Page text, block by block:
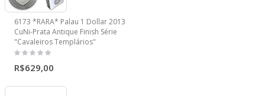
6173 *RARA* Palau 1 Dollar 2013
CuNi-Prata Antique Finish Série
"Cavaleiros Templários"
R$629,00